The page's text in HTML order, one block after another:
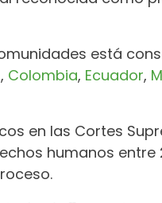
está
, Colombia, Ecuador,
en las Cortes
humanos entre